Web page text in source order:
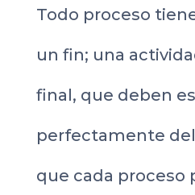
Todo proceso
un fin; una
final, que deben
perfectamente
que cada proceso